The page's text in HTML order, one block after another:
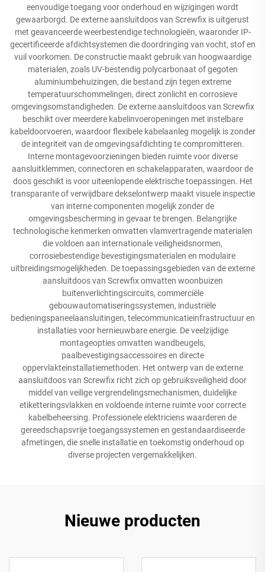
eenvoudige toegang voor onderhoud en wijzigingen wordt
gewaarborgd. De externe aansluitdoos van Screwfix is uitgerust
met geavanceerde weerbestendige technologieën, waaronder IP-
gecertificeerde afdichtsystemen die doordringing van vocht, stof en
vuil voorkomen. De constructie maakt gebruik van hoogwaardige
materialen, zoals UV-bestendig polycarbonaat of gegoten
aluminiumbehuizingen, die bestand zijn tegen extreme
temperatuurschommelingen, direct zonlicht en corrosieve
omgevingsomstandigheden. De externe aansluitdoos van Screwfix
beschikt over meerdere kabelinvoeropeningen met instelbare
kabeldoorvoeren, waardoor flexibele kabelaanleg mogelijk is zonder
de integriteit van de omgevingsafdichting te compromitteren.
Interne montagevoorzieningen bieden ruimte voor diverse
aansluitklemmen, connectoren en schakelapparaten, waardoor de
doos geschikt is voor uiteenlopende elektrische toepassingen. Het
transparante of verwijdbare dekselontwerp maakt visuele inspectie
van interne componenten mogelijk zonder de
omgevingsbescherming in gevaar te brengen. Belangrijke
technologische kenmerken omvatten vlamvertragende materialen
die voldoen aan internationale veiligheidsnormen,
corrosiebestendige bevestigingsmaterialen en modulaire
uitbreidingsmogelijkheden. De toepassingsgebieden van de externe
aansluitdoos van Screwfix omvatten woonbuizen
buitenverlichtingscircuits, commerciële
gebouwautomatiseringssystemen, industriële
bedieningspaneelaansluitingen, telecommunicatieinfrastructuur en
installaties voor hernieuwbare energie. De veelzijdige
montageopties omvatten wandbeugels,
paalbevestigingsaccessoires en directe
oppervlakteinstallatiemethoden. Het ontwerp van de externe
aansluitdoos van Screwfix richt zich op gebruiksveiligheid door
middel van veilige vergrendelingsmechanismen, duidelijke
etiketteringsvlakken en voldoende interne ruimte voor correcte
kabelbeheersing. Professionele elektriciens waarderen de
gereedschapsvrije toegangssystemen en gestandaardiseerde
afmetingen, die snelle installatie en toekomstig onderhoud op
diverse projecten vergemakkelijken.
Nieuwe producten